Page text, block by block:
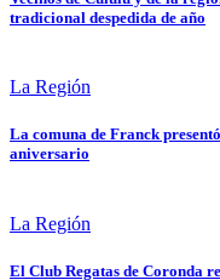
tradicional despedida de año
La Región
La comuna de Franck
aniversario
La Región
El Club Regatas de Coronda